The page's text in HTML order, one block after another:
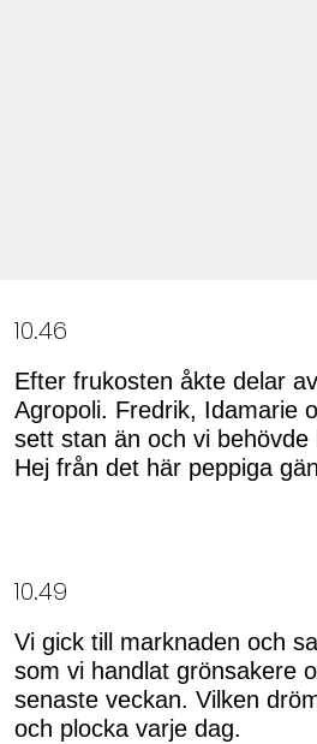
10.46
Efter frukosten åkte delar
Agropoli. Fredrik, Idamarie
sett stan än och vi behövde
Hej från det här peppiga
10.49
Vi gick till marknaden och
som vi handlat grönsakere
senaste veckan. Vilken
och plocka varje dag.